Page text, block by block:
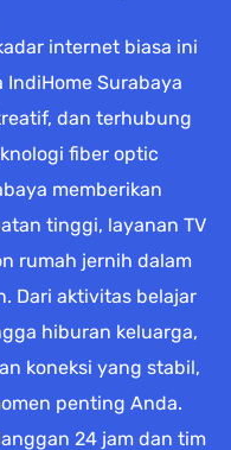
internet biasa ini
Surabaya
dan terhubung
fiber optic
memberikan
tinggi, layanan TV
rumah jernih dalam
Dari aktivitas belajar
hiburan keluarga,
koneksi yang stabil,
penting Anda.
24 jam dan tim